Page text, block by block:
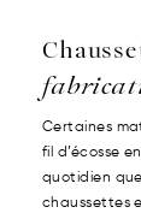
Certaines
fil d’écosse
quotidien
chaussettes